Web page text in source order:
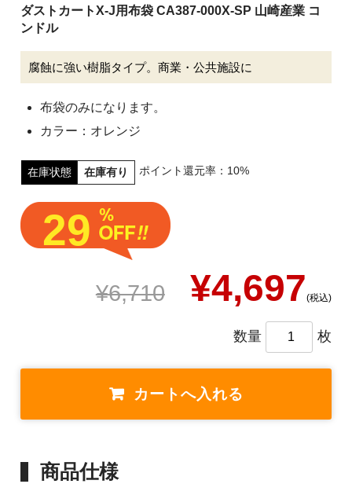
安全用品
ピーピースルーシリーズ
会社案内
ご利用案内
お問い合わせ
ダストカートX-J用布袋 CA387-000X-SP 山崎産業 コ
ンドル
腐蝕に強い樹脂タイプ。商業・公共施設に
布袋のみになります。
カラー：オレンジ
在庫状態 在庫有り ポイント還元率：10%
29
¥6,710 ¥4,697(税込)
数量 枚
商品仕様